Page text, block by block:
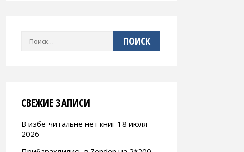
СВЕЖИЕ ЗАПИСИ
В избе-читальне нет книг 18 июля
2026